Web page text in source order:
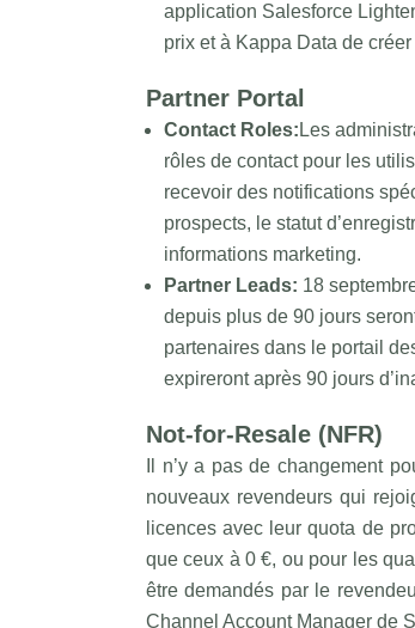
application Salesforce
prix et à Kappa Data de
Partner Portal
Contact Roles: Les
rôles de contact pour les
recevoir des notifications
prospects, le statut
informations marketing.
Partner Leads: 18
depuis plus de 90 jours
partenaires dans le portail
expireront après 90 jours
Not-for-Resale (NFR)
Il n’y a pas de changement
nouveaux revendeurs qui
licences avec leur quota de
que ceux à 0 €, ou pour les
être demandés par le
Channel Account Manager de